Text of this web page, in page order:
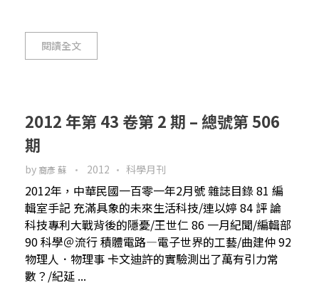
閱讀全文
2012 年第 43 卷第 2 期 – 總號第 506
期
by 裔彥 蘇 2012 科學月刊
2012年，中華民國一百零一年2月號 雜誌目錄 81 編
輯室手記 充滿具象的未來生活科技/連以婷 84 評 論
科技專利大戰背後的隱憂/王世仁 86 一月紀聞/編輯部
90 科學＠流行 積體電路—電子世界的工藝/曲建仲 92
物理人．物理事 卡文迪許的實驗測出了萬有引力常
數？/紀延 ...